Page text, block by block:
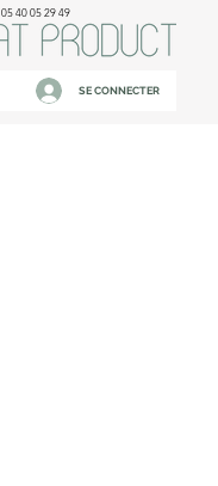
05 40 05 29 49
SE CONNECTER